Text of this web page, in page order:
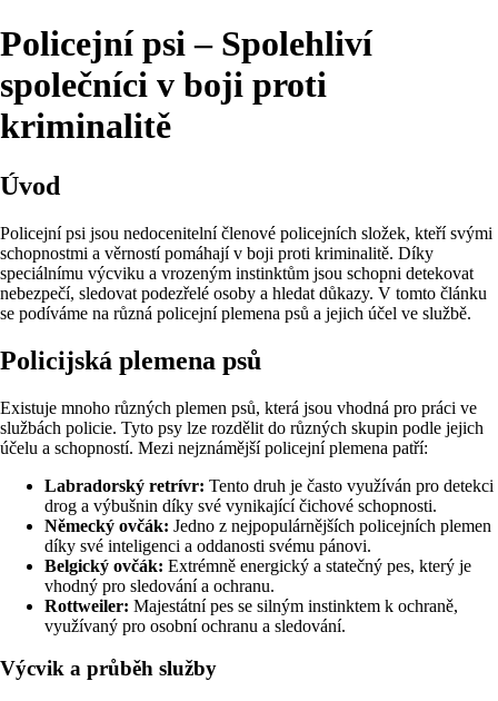
Policejní psi – Spolehliví
společníci v boji proti
kriminalitě
Úvod
Policejní psi jsou nedocenitelní členové policejních složek, kteří svými
schopnostmi a věrností pomáhají v boji proti kriminalitě. Díky
speciálnímu výcviku a vrozeným instinktům jsou schopni detekovat
nebezpečí, sledovat podezřelé osoby a hledat důkazy. V tomto článku
se podíváme na různá policejní plemena psů a jejich účel ve službě.
Policijská plemena psů
Existuje mnoho různých plemen psů, která jsou vhodná pro práci ve
službách policie. Tyto psy lze rozdělit do různých skupin podle jejich
účelu a schopností. Mezi nejznámější policejní plemena patří:
Labradorský retrívr: Tento druh je často využíván pro detekci
drog a výbušnin díky své vynikající čichové schopnosti.
Německý ovčák: Jedno z nejpopulárnějších policejních plemen
díky své inteligenci a oddanosti svému pánovi.
Belgický ovčák: Extrémně energický a statečný pes, který je
vhodný pro sledování a ochranu.
Rottweiler: Majestátní pes se silným instinktem k ochraně,
využívaný pro osobní ochranu a sledování.
Výcvik a průběh služby